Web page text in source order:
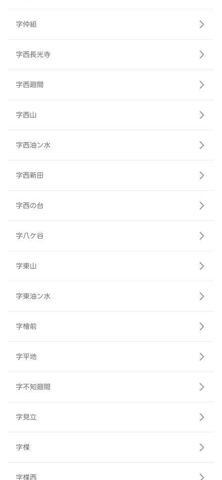
字仲組
字西長光寺
字西廻間
字西山
字西油ン水
字西新田
字西の台
字八ケ谷
字東山
字東油ン水
字檜前
字平地
字不知廻間
字見立
字楪
字楪西